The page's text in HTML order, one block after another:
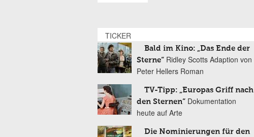
TICKER
Bald im Kino: „Das Ende der
Sterne“ Ridley Scotts Adaption von
Peter Hellers Roman
TV-Tipp: „Europas Griff nach
den Sternen“ Dokumentation
heute auf Arte
Die Nominierungen für den